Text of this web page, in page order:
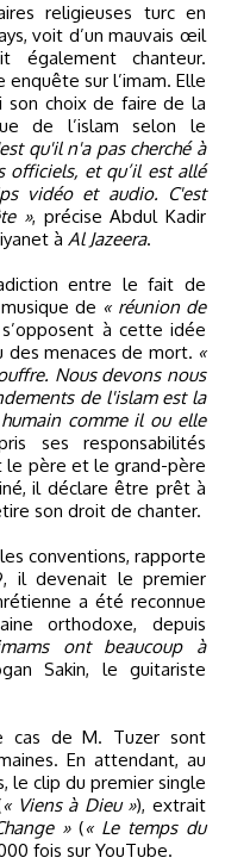
religieuses turc en
voit d’un mauvais œil
également chanteur.
enquête sur l’imam. Elle
choix de faire de la
de l’islam selon le
qu'il n'a pas cherché à
et qu’il est allé
vidéo et audio. C'est
», précise Abdul Kadir
à Al Jazeera.
entre le fait de
de « réunion de
à cette idée
des menaces de mort. «
Nous devons nous
de l'islam est la
comme il ou elle
ses responsabilités
le père et le grand-père
il déclare être prêt à
son droit de chanter.
conventions, rapporte
il devenait le premier
a été reconnue
orthodoxe, depuis
ont beaucoup à
Sakin, le guitariste
cas de M. Tuzer sont
En attendant, au
le clip du premier single
« Viens à Dieu »), extrait
»(« Le temps du
fois sur YouTube.